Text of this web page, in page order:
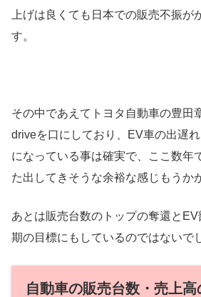
上げは良くても日本での販売不振が
す。
その中であえてトヨタ自動車の豊田
driveを口にしており、EV車の出遅
になっている事は確実で、ここ数年
た出してきそうな余裕な感じもうか
あとは販売台数のトップの奪還と
期の目標にもしているのではないで
自動車の販売台数・売上高